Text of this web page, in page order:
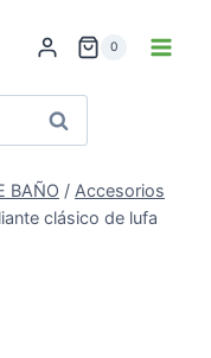
0
Buscar
BAÑO / Accesorios
clásico de lufa